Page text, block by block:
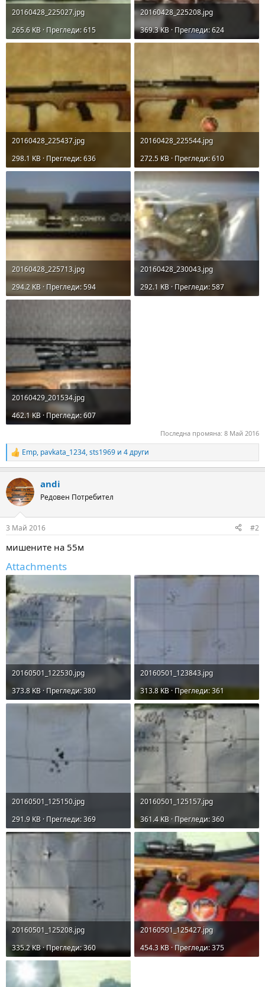
20160428_225027.jpg
265.6 KB · Прегледи: 615
20160428_225208.jpg
369.3 KB · Прегледи: 624
20160428_225437.jpg
298.1 KB · Прегледи: 636
20160428_225544.jpg
272.5 KB · Прегледи: 610
20160428_225713.jpg
294.2 KB · Прегледи: 594
20160428_230043.jpg
292.1 KB · Прегледи: 587
20160429_201534.jpg
462.1 KB · Прегледи: 607
Последна промяна: 8 Май 2016
R
e
c
t
i
s
Emp, pavkata_1234,sts1969 и 4 други
andi
Редовен Потребител
3 Май 2016 #2
мишените на 55м
Attachments
20160501_122530.jpg
373.8 KB · Прегледи: 380
20160501_123843.jpg
313.8 KB · Прегледи: 361
20160501_125150.jpg
291.9 KB · Прегледи: 369
20160501_125157.jpg
361.4 KB · Прегледи: 360
20160501_125208.jpg
335.2 KB · Прегледи: 360
20160501_125427.jpg
454.3 KB · Прегледи: 375